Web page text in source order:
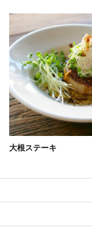
大根ステーキ